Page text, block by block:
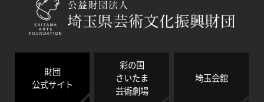
財団
公式サイト
彩の国
さいたま
芸術劇場
埼玉会館